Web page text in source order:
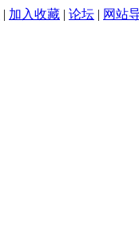
| 加入收藏 | 论坛 | 网站